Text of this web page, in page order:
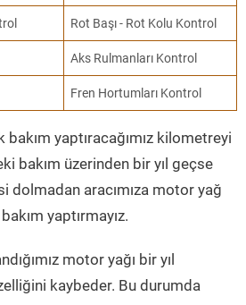
Rot Başı - Rot Kolu Kontrol
Aks Rulmanları Kontrol
Fren Hortumları Kontrol
yaptıracağımız kilometreyi
bakım üzerinden bir yıl geçse
dolmadan aracımıza motor yağ
yaptırmayız.
motor yağı bir yıl
kaybeder. Bu durumda